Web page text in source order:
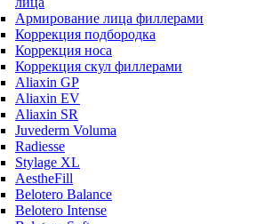
Армирование лица филлерами
Коррекция подбородка
Коррекция носа
Коррекция скул филлерами
Aliaxin GP
Aliaxin EV
Aliaxin SR
Juvederm Voluma
Radiesse
Stylage XL
AestheFill
Belotero Balance
Belotero Intense